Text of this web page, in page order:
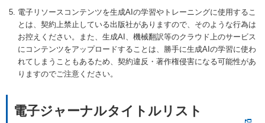
電子リソースコンテンツを生成AIの学習やトレーニングに使用するこ
とは、契約上禁止している出版社がありますので、そのような行為は
お控えください。また、生成AI、機械翻訳等のクラウド上のサービス
にコンテンツをアップロードすることは、勝手に生成AIの学習に使わ
れてしまうこともあるため、契約違反・著作権侵害になる可能性があ
りますのでご注意ください。
電子ジャーナルタイトルリスト